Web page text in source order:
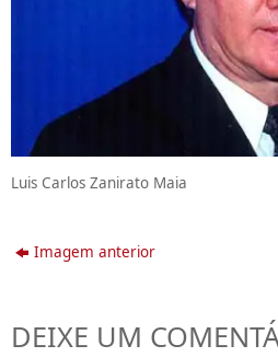
Luis Carlos Zanirato Maia
Imagem anterior
DEIXE UM